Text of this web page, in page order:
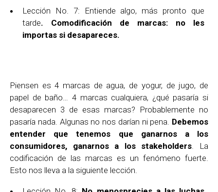
Lección No. 7: Entiende algo, más pronto que
tarde. Comodificación de marcas: no les
importas si desapareces.
Piensen es 4 marcas de agua, de yogur, de jugo, de
papel de baño… 4 marcas cualquiera, ¿qué pasaría si
desaparecen 3 de esas marcas? Probablemente no
pasaría nada. Algunas no nos darían ni pena. Debemos
entender que tenemos que ganarnos a los
consumidores, ganarnos a los stakeholders . La
codificación de las marcas es un fenómeno fuerte.
Esto nos lleva a la siguiente lección.